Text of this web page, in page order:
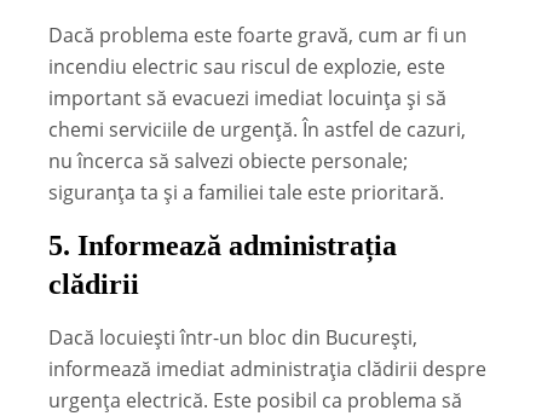
Dacă problema este foarte gravă, cum ar fi un
incendiu electric sau riscul de explozie, este
important să evacuezi imediat locuința și să
chemi serviciile de urgență. În astfel de cazuri,
nu încerca să salvezi obiecte personale;
siguranța ta și a familiei tale este prioritară.
5. Informează administrația
clădirii
Dacă locuiești într-un bloc din București,
informează imediat administrația clădirii despre
urgența electrică. Este posibil ca problema să